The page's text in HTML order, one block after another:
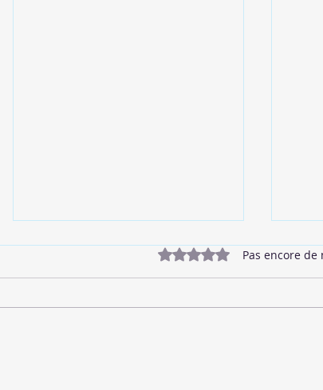
Noté 0 étoile sur 5.
Pas encore de